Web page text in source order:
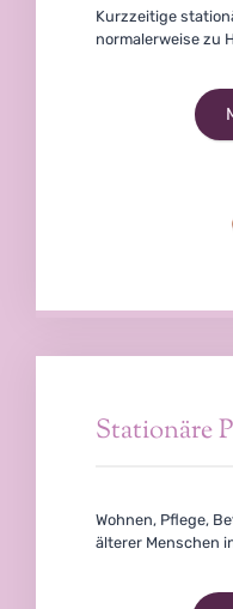
Kurzzeitige
normalerweise zu
Stationäre
Wohnen, Pflege,
älterer Menschen